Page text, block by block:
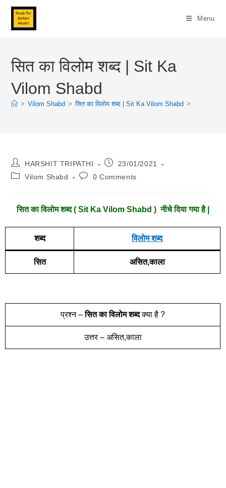
Skip
Content
Menu
सित का विलोम शब्द | Sit Ka
Vilom Shabd
> Vilom Shabd > सित का विलोम शब्द | Sit Ka Vilom Shabd >
Post
Author:
HARSHIT TRIPATHI
Post23/01/2021
PostVilom Shabd
Post0 Comments
सित का विलोम शब्द ( Sit Ka Vilom Shabd ) नीचे दिया गया है |
शब्द विलोम शब्द
सित असित,काला
प्रश्न –सित का विलोम शब्दक्या है ?
उत्तर – असित,काला